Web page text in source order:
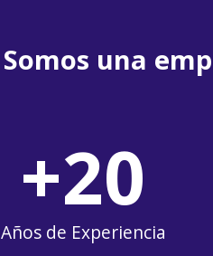
Somos una
+20
Años de Experiencia